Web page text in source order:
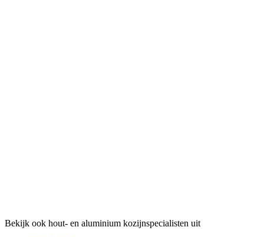
Bekijk ook hout- en aluminium kozijnspecialisten uit